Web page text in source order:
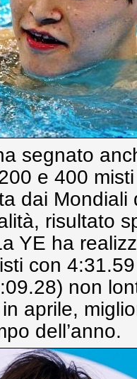
segnato
e 400 misti
dai Mondiali
risultato
YE ha
con
non
aprile,
dell’anno.